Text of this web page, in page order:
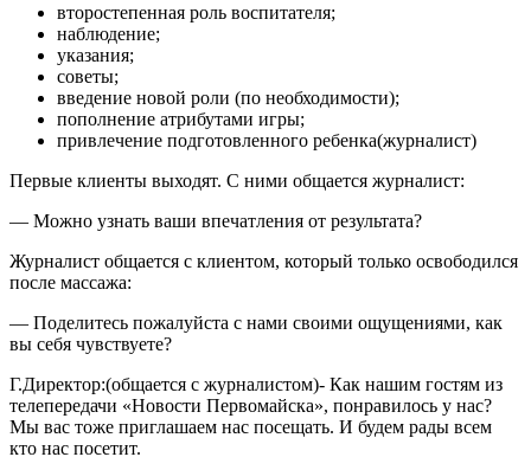
второстепенная роль воспитателя;
наблюдение;
указания;
советы;
введение новой роли (по необходимости);
пополнение атрибутами игры;
привлечение подготовленного ребенка(журналист)
Первые клиенты выходят. С ними общается журналист:
— Можно узнать ваши впечатления от результата?
Журналист общается с клиентом, который только освободился
после массажа:
— Поделитесь пожалуйста с нами своими ощущениями, как
вы себя чувствуете?
Г.Директор:(общается с журналистом)- Как нашим гостям из
телепередачи «Новости Первомайска», понравилось у нас?
Мы вас тоже приглашаем нас посещать. И будем рады всем
кто нас посетит.